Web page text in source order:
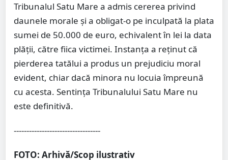
Tribunalul Satu Mare a admis cererea privind
daunele morale și a obligat-o pe inculpată la plata
sumei de 50.000 de euro, echivalent în lei la data
plății, către fiica victimei. Instanța a reținut că
pierderea tatălui a produs un prejudiciu moral
evident, chiar dacă minora nu locuia împreună
cu acesta. Sentința Tribunalului Satu Mare nu
este definitivă.
----------------------------------
FOTO: Arhivă/Scop ilustrativ